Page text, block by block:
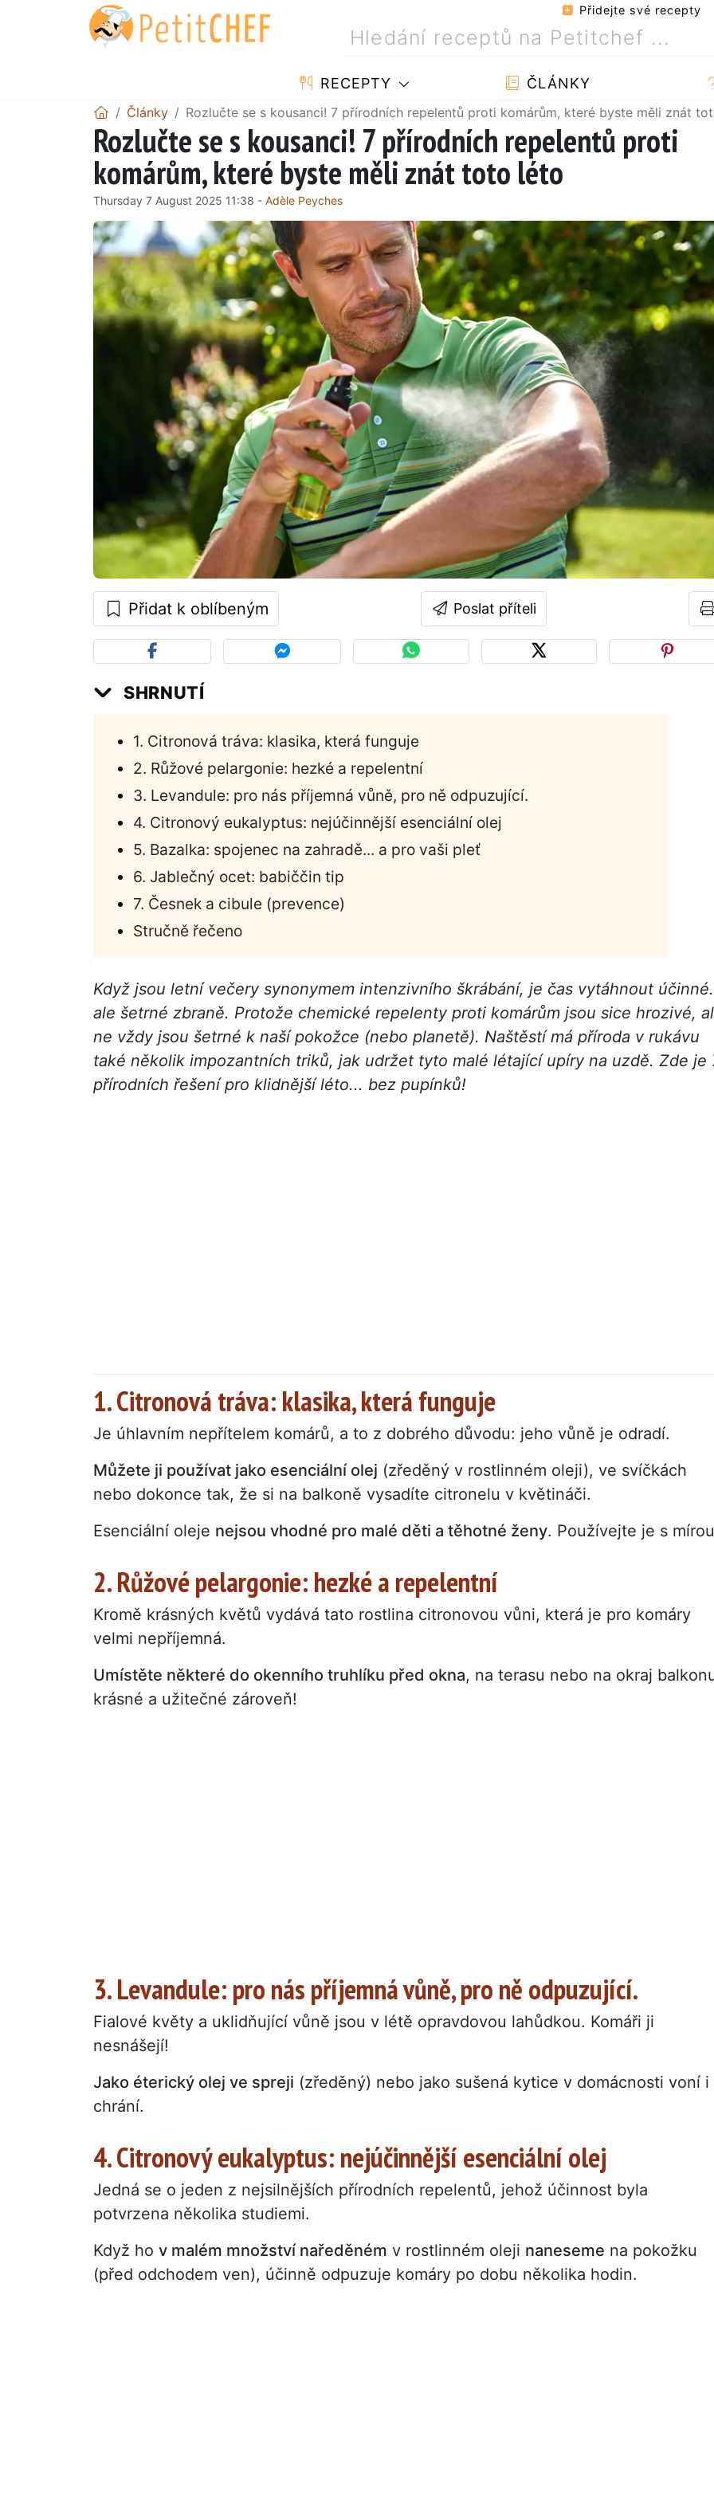
Přidejte své recepty
RECEPTY ČLÁNKY
Články Rozlučte se s kousanci! 7 přírodních repelentů proti komárům, které byste měli znát
Rozlučte se s kousanci! 7 přírodních repelentů proti
komárům, které byste měli znát toto léto
Thursday 7 August 2025 11:38 - Adèle Peyches
Přidat k oblíbeným Poslat příteli
SHRNUTÍ
1. Citronová tráva: klasika, která funguje
2. Růžové pelargonie: hezké a repelentní
3. Levandule: pro nás příjemná vůně, pro ně odpuzující.
4. Citronový eukalyptus: nejúčinnější esenciální olej
5. Bazalka: spojenec na zahradě... a pro vaši pleť
6. Jablečný ocet: babiččin tip
7. Česnek a cibule (prevence)
Stručně řečeno
Když jsou letní večery synonymem intenzivního škrábání, je čas vytáhnout
ale šetrné zbraně. Protože chemické repelenty proti komárům jsou sice hrozivé,
ne vždy jsou šetrné k naší pokožce (nebo planetě). Naštěstí má příroda v rukávu
také několik impozantních triků, jak udržet tyto malé létající upíry na uzdě. Zde je
přírodních řešení pro klidnější léto... bez pupínků!
1. Citronová tráva: klasika, která funguje
Je úhlavním nepřítelem komárů, a to z dobrého důvodu: jeho vůně je odradí.
Můžete ji používat jako esenciální olej (zředěný v rostlinném oleji), ve svíčkách
nebo dokonce tak, že si na balkoně vysadíte citronelu v květináči.
Esenciální oleje nejsou vhodné pro malé děti a těhotné ženy. Používejte je s
2. Růžové pelargonie: hezké a repelentní
Kromě krásných květů vydává tato rostlina citronovou vůni, která je pro komáry
velmi nepříjemná.
Umístěte některé do okenního truhlíku před okna, na terasu nebo na okraj
krásné a užitečné zároveň!
3. Levandule: pro nás příjemná vůně, pro ně odpuzující.
Fialové květy a uklidňující vůně jsou v létě opravdovou lahůdkou. Komáři ji
nesnášejí!
Jako éterický olej ve spreji (zředěný) nebo jako sušená kytice v domácnosti voní i
chrání.
4. Citronový eukalyptus: nejúčinnější esenciální olej
Jedná se o jeden z nejsilnějších přírodních repelentů, jehož účinnost byla
potvrzena několika studiemi.
Když ho v malém množství naředěném v rostlinném oleji naneseme na pokožku
(před odchodem ven), účinně odpuzuje komáry po dobu několika hodin.